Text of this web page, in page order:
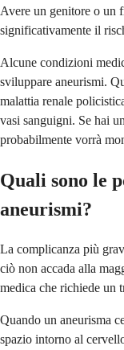
Avere un genitore o un
significativamente il
Alcune condizioni
sviluppare aneurismi.
malattia renale
vasi sanguigni. Se hai
probabilmente vorrà
Quali sono le
aneurismi?
La complicanza più
ciò non accada alla
medica che richiede un
Quando un aneurisma
spazio intorno al